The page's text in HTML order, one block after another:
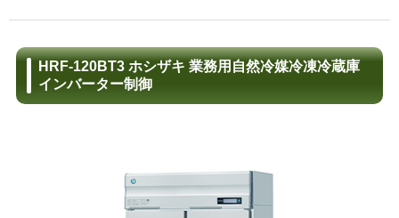
HRF-120BT3 ホシザキ 業務用自然冷媒冷凍冷蔵庫
インバーター制御